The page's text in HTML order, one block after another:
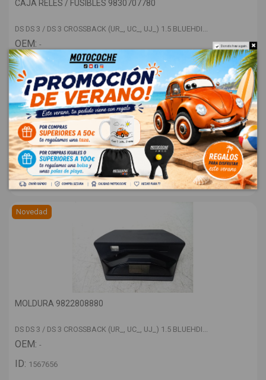
CAJA RELES / FUSIBLES 9830707780
DS DS 3 / DS 3 CROSSBACK (UR_, UC_, UJ_) 1.5 BLUEHDI...
OEM: -
ID: 1567657
88,00 € Sin IVA
106,48 €
Novedad
MOLDURA 9822808880
DS DS 3 / DS 3 CROSSBACK (UR_, UC_, UJ_) 1.5 BLUEHDI...
OEM: -
ID: 1567656
Do not show again.